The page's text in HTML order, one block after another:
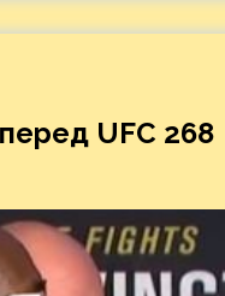
UFC 268